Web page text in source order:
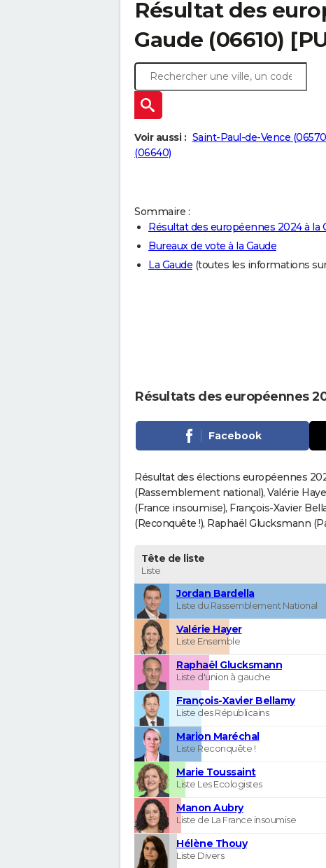
Résultat des
Gaude (06610)
Voir aussi : Saint-Paul-de-Vence
(06640)
Sommaire :
Résultat des européennes 2024 à la
Bureaux de vote à la Gaude
La Gaude (toutes les informations
Résultats des européennes
Facebook
Résultat des élections européennes
(Rassemblement national), Valérie
(France insoumise), François-Xavier
(Reconquête !), Raphaël Glucksmann
Tête de liste
Liste
Jordan Bardella
Liste du Rassemblement National
Valérie Hayer
Liste Ensemble
Raphaël Glucksmann
Liste d'union à gauche
François-Xavier Bellamy
Liste des Républicains
Marion Maréchal
Liste Reconquête !
Marie Toussaint
Liste Les Ecologistes
Manon Aubry
Liste de La France insoumise
Hélène Thouy
Liste Divers